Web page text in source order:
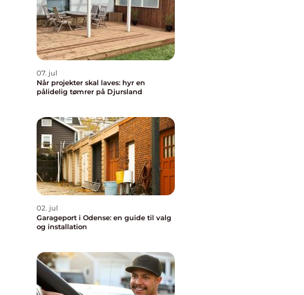
07. jul
Når projekter skal laves: hyr en
pålidelig tømrer på Djursland
02. jul
Garageport i Odense: en guide til valg
og installation